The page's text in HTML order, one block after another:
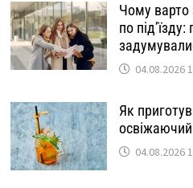
Чому варто
по
04.08.2026
Як
04.08.2026